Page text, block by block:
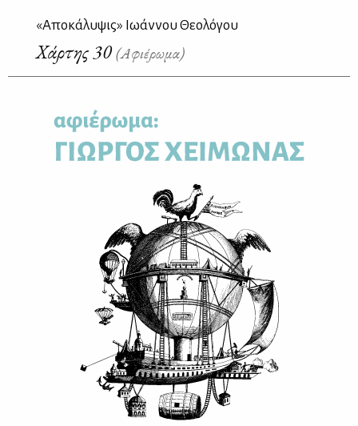
«Αποκάλυψις» Ιωάννου Θεολόγου
Χάρτης 30(Αφιέρωμα)